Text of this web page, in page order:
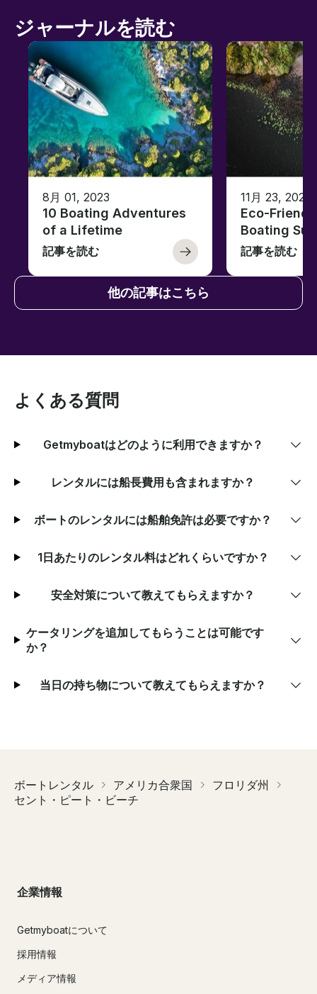
ジャーナルを読む
8月 01, 2023
10 Boating Adventures
of a Lifetime
記事を読む
11月 23, 2022
Eco-
Boating
記事を読む
他の記事はこちら
よくある質問
Getmyboatはどのように利用できますか？
レンタルには船長費用も含まれますか？
ボートのレンタルには船舶免許は必要ですか？
1日あたりのレンタル料はどれくらいですか？
安全対策について教えてもらえますか？
ケータリングを追加してもらうことは可能です
か？
当日の持ち物について教えてもらえますか？
ボートレンタル アメリカ合衆国
フロリダ州
セント・ピート・ビーチ
企業情報
Getmyboatについて
採用情報
メディア情報